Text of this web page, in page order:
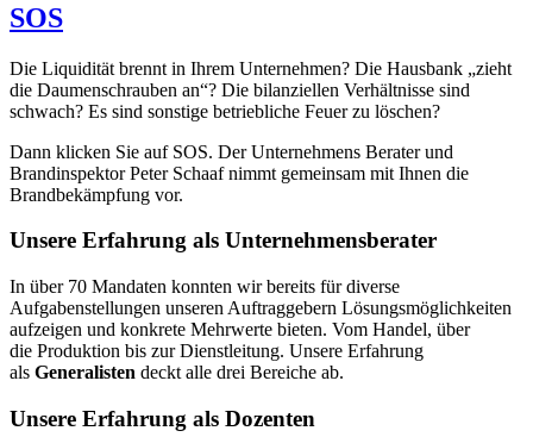
SOS
Die Liquidität brennt in Ihrem Unternehmen? Die Hausbank „zieht
die Daumenschrauben an“? Die bilanziellen Verhältnisse sind
schwach? Es sind sonstige betriebliche Feuer zu löschen?
Dann klicken Sie auf SOS. Der Unternehmens Berater und
Brandinspektor Peter Schaaf nimmt gemeinsam mit Ihnen die
Brandbekämpfung vor.
Unsere Erfahrung als Unternehmensberater
In über 70 Mandaten konnten wir bereits für diverse
Aufgabenstellungen unseren Auftraggebern Lösungsmöglichkeiten
aufzeigen und konkrete Mehrwerte bieten. Vom Handel, über
die Produktion bis zur Dienstleitung. Unsere Erfahrung
als Generalisten deckt alle drei Bereiche ab.
Unsere Erfahrung als Dozenten